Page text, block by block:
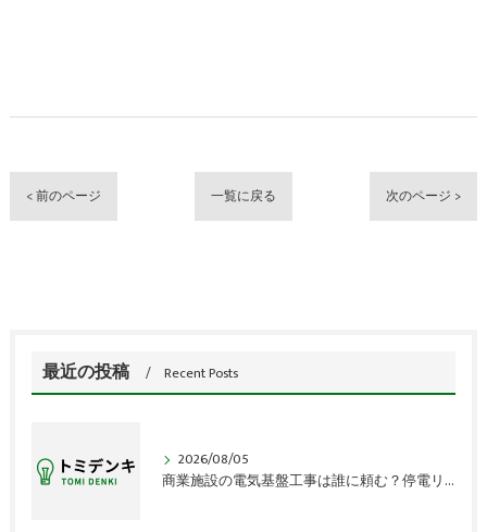
< 前のページ 一覧に戻る 次のページ >
最近の投稿 Recent Posts
2026/08/05
商業施設の電気基盤工事は誰に頼む？停電リスクの盲点